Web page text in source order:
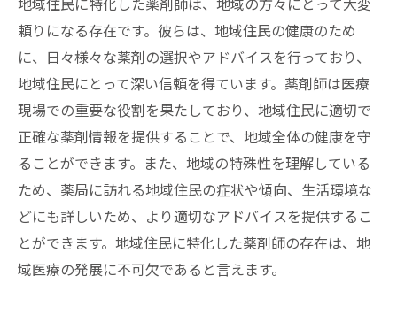
頼りになる存在です。彼らは、地域住民の健康のため
に、日々様々な薬剤の選択やアドバイスを行っており、
地域住民にとって深い信頼を得ています。薬剤師は医療
現場での重要な役割を果たしており、地域住民に適切で
正確な薬剤情報を提供することで、地域全体の健康を守
ることができます。また、地域の特殊性を理解している
ため、薬局に訪れる地域住民の症状や傾向、生活環境な
どにも詳しいため、より適切なアドバイスを提供するこ
とができます。地域住民に特化した薬剤師の存在は、地
域医療の発展に不可欠であると言えます。